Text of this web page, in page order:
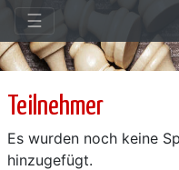
☰
Teilnehmer
Es wurden noch keine
hinzugefügt.